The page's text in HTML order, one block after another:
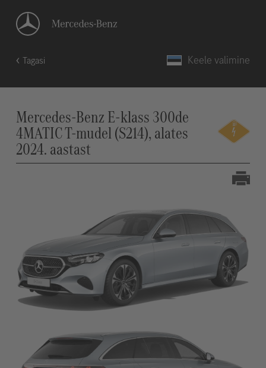
Tagasi Keele valimine
Mercedes-Benz E-klass 300de
4MATIC T-mudel (S214), alates
2024. aastast